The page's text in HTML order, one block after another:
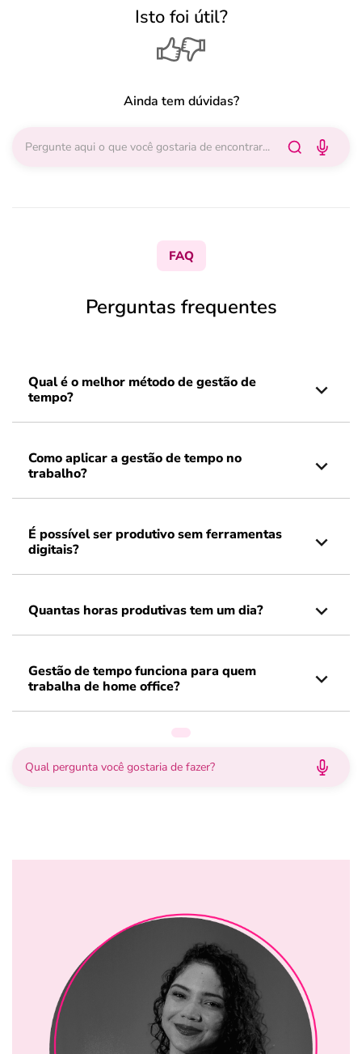
Isto foi útil?
Ainda tem dúvidas?
FAQ
Perguntas frequentes
Qual é o melhor método de gestão de
tempo?
Como aplicar a gestão de tempo no
trabalho?
É possível ser produtivo sem ferramentas
digitais?
Quantas horas produtivas tem um dia?
Gestão de tempo funciona para quem
trabalha de home office?